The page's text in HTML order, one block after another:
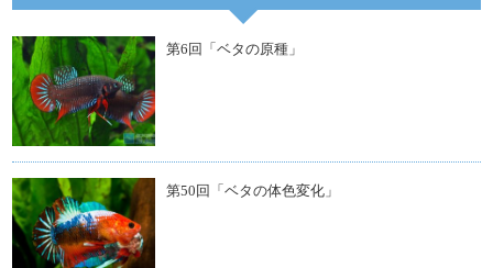
第6回「ベタの原種」
第50回「ベタの体色変化」